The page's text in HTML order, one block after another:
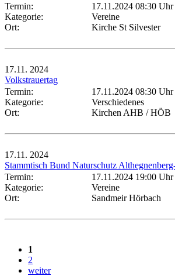
Termin:
17.11.2024 08:30 Uhr
Kategorie:
Vereine
Ort:
Kirche St Silvester
17.11. 2024
Volkstrauertag
Termin:
17.11.2024 08:30 Uhr
Kategorie:
Verschiedenes
Ort:
Kirchen AHB / HÖB
17.11. 2024
Stammtisch Bund Naturschutz
Termin:
17.11.2024 19:00 Uhr
Kategorie:
Vereine
Ort:
Sandmeir Hörbach
1
2
weiter